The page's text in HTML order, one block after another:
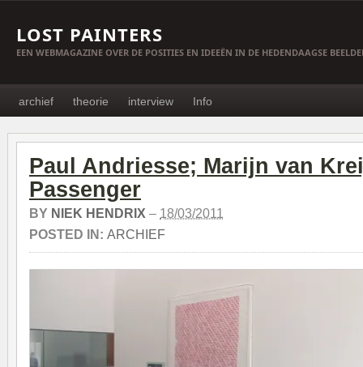
LOST PAINTERS
EEN WEBMAGAZINE OVER DE POSITIES EN IDEEËN IN DE HEDENDAAGSE
archief theorie interview Info
Paul Andriesse; Marijn van
Passenger
BY NIEK HENDRIX – 18/03/2011
POSTED IN: ARCHIEF